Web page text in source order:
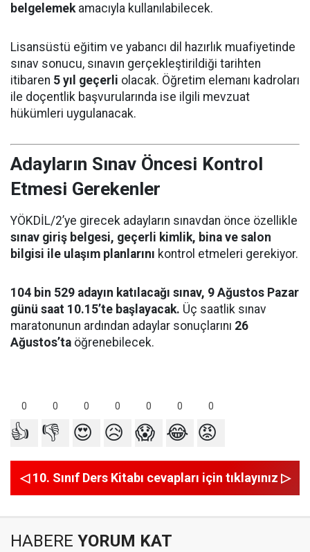
belgelemekamacıyla kullanılabilecek.
Lisansüstü eğitim ve yabancı dil hazırlık muafiyetinde
sınav sonucu, sınavın gerçekleştirildiği tarihten
itibaren 5 yıl geçerli olacak. Öğretim elemanı kadroları
ile doçentlik başvurularında ise ilgili mevzuat
hükümleri uygulanacak.
Adayların Sınav Öncesi Kontrol
Etmesi Gerekenler
YÖKDİL/2’ye girecek adayların sınavdan önce özellikle
sınav giriş belgesi, geçerli kimlik, bina ve salon
bilgisi ile ulaşım planlarını kontrol etmeleri gerekiyor.
104 bin 529 adayın katılacağı sınav, 9 Ağustos Pazar
günü saat 10.15’te başlayacak. Üç saatlik sınav
maratonunun ardından adaylar sonuçlarını 26
Ağustos’ta öğrenebilecek.
0 0 0 0 0 0 0
👍 👎 😍 😥 😱 😂 😡
◁ 10. Sınıf Ders Kitabı cevapları için tıklayınız ▷
HABERE YORUM KAT